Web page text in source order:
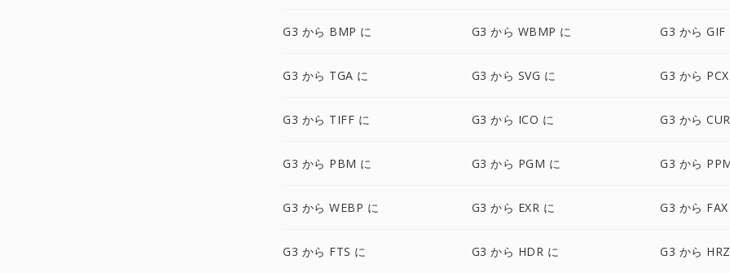
G3 から BMP に G3 から WBMP に G3 から GIF
G3 から TGA に G3 から SVG に G3 から
G3 から TIFF に G3 から ICO に G3 から
G3 から PBM に G3 から PGM に G3 から
G3 から WEBP に G3 から EXR に G3 から
G3 から FTS に G3 から HDR に G3 から